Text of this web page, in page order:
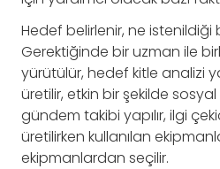
Hedef belirlenir, ne istenildiği
Gerektiğinde bir uzman ile
yürütülür, hedef kitle analizi
üretilir, etkin bir şekilde sosyal
gündem takibi yapılır, ilgi
üretilirken kullanılan
ekipmanlardan seçilir.